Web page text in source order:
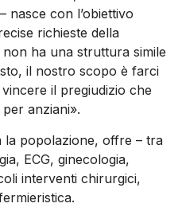
nasce con l’obiettivo
richieste della
ha una struttura simile
il nostro scopo è farci
il pregiudizio che
anziani».
popolazione, offre – tra
ECG, ginecologia,
interventi chirurgici,